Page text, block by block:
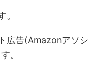
。
広告(Amazonアソシ
。